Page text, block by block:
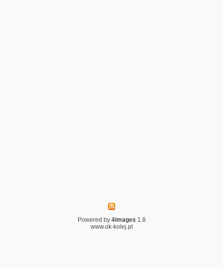
Powered by 4images 1.8
www.ok-kolej.pl